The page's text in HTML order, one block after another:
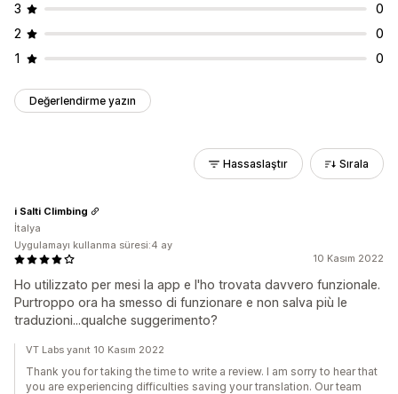
3
0
2
0
1
0
Değerlendirme yazın
Hassaslaştır Sırala
10 Kasım 2022
Ho utilizzato per mesi la app e l'ho trovata davvero funzionale.
Purtroppo ora ha smesso di funzionare e non salva più le
traduzioni...qualche suggerimento?
i Salti Climbing
İtalya
Uygulamayı kullanma süresi:4 ay
VT Labs yanıt 10 Kasım 2022
Thank you for taking the time to write a review. I am sorry to hear that
you are experiencing difficulties saving your translation. Our team